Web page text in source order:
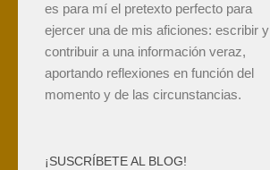
es para mí el pretexto perfecto para
ejercer una de mis aficiones: escribir y
contribuir a una información veraz,
aportando reflexiones en función del
momento y de las circunstancias.
¡SUSCRÍBETE AL BLOG!